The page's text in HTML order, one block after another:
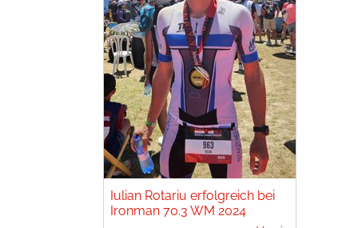
Iulian Rotariu erfolgreich bei
Ironman 70.3 WM 2024